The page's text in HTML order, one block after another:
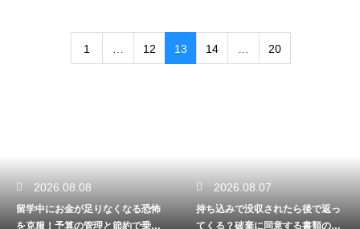
1 12 13 14 20
2026.08.08
留学中にお金が足りなくなる恐怖
を克服！予算の管理と節約で乗り
2026.08.07
持ち込みで没収されたら後で返っ
てくる？破棄に同意する書類のサ